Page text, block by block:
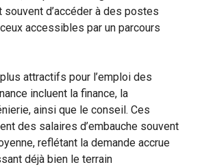
d’accéder à des postes
accessibles par un parcours
attractifs pour l’emploi des
incluent la finance, la
ainsi que le conseil. Ces
des salaires d’embauche souvent
reflétant la demande accrue
déjà bien le terrain